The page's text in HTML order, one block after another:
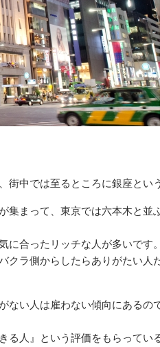
中では至るところに銀座とい
集まって、東京では六本木と並
合ったリッチな人が多いです。
ラ側からしたらありがたい人
い人は雇わない傾向にあるの
人』という評価をもらってい